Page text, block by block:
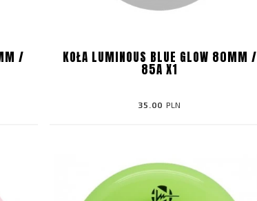
/ KOŁA LUMINOUS BLUE GLOW 80MM /
85A X1
35.00 PLN